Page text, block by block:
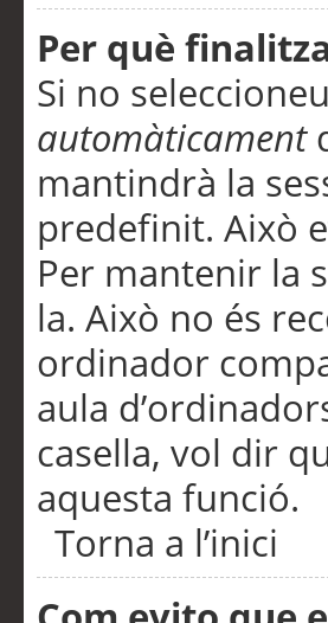
Per què
Si no
automàticament
mantindrà la
predefinit. Això
Per mantenir la
la. Això no és
ordinador
aula
casella, vol dir
aquesta funció.
Torna a l’inici